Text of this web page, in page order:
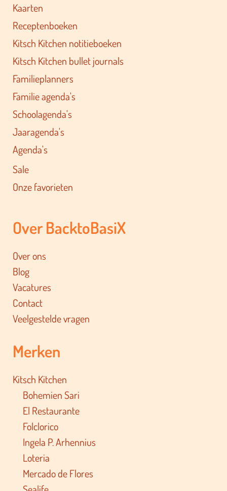
Kaarten
Receptenboeken
Kitsch Kitchen notitieboeken
Kitsch Kitchen bullet journals
Familieplanners
Familie agenda's
Schoolagenda's
Jaaragenda's
Agenda's
Sale
Onze favorieten
Over BacktoBasiX
Over ons
Blog
Vacatures
Contact
Veelgestelde vragen
Merken
Kitsch Kitchen
Bohemien Sari
El Restaurante
Folclorico
Ingela P. Arhennius
Loteria
Mercado de Flores